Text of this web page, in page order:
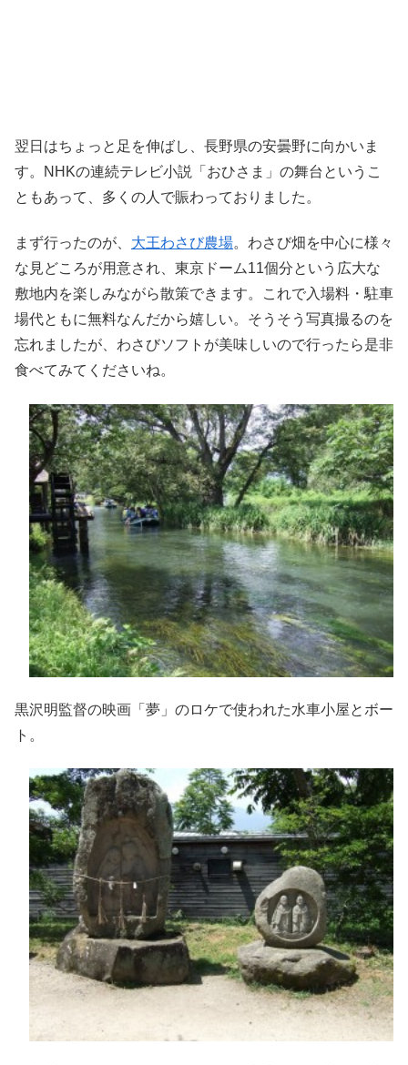
翌日はちょっと足を伸ばし、長野県の安曇野に向かいま
す。NHKの連続テレビ小説「おひさま」の舞台というこ
ともあって、多くの人で賑わっておりました。
まず行ったのが、 大王わさび農場。わさび畑を中心に様々
な見どころが用意され、東京ドーム11個分という広大な
敷地内を楽しみながら散策できます。これで入場料・駐車
場代ともに無料なんだから嬉しい。そうそう写真撮るのを
忘れましたが、わさびソフトが美味しいので行ったら是非
食べてみてくださいね。
黒沢明監督の映画「夢」のロケで使われた水車小屋とボー
ト。